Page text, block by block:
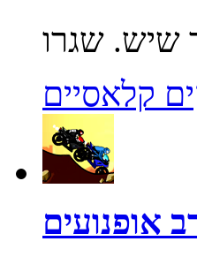
קלאסיים
אופנועים